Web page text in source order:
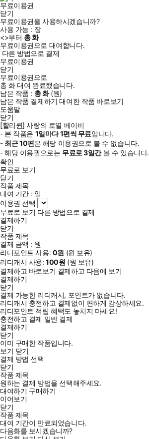
무료이용권
닫기
무료이용권을 사용하시겠습니까?
사용 가능 : 장
<>부터 총화
무료이용권으로 대여합니다.
다른 방법으로 결제
무료이용권
닫기
무료이용권으로
총 화대여 완료했습니다.
남은 작품 : 총화(원)
남은 작품 결제하기 대여한 작품 바로보기
도움말
닫기
[할리퀸] 사랑의 로열 베이비
- 본 작품은 1일마다1편씩 무료입니다.
- 최근10편은 해당 이용권으로 볼 수 없습니다.
- 해당 이용권으로는 무료로3일간볼 수 있습니다.
확인
무료로 보기
닫기
작품 제목
대여 기간 : 일
이용권 선택
무료로 보기 다른 방법으로 결제
결제하기
닫기
작품 제목
결제 금액 : 원
리디포인트 사용: 0원 (원 보유)
리디캐시 사용:100원 (원 보유)
결제하고 바로보기 결제하고 다음에 보기
결제하기
닫기
결제 가능한 리디캐시, 포인트가 없습니다.
리디캐시 충전하고 결제없이 편하게 감상하세요.
리디포인트 적립 혜택도 놓치지 마세요!
충전하고 결제 일반 결제
결제하기
닫기
이미 구매한 작품입니다.
보기 닫기
결제 방법 선택
닫기
작품 제목
원하는 결제 방법을 선택해주세요.
대여하기 구매하기
이어보기
닫기
작품 제목
대여 기간이 만료되었습니다.
다음화를 보시겠습니까?